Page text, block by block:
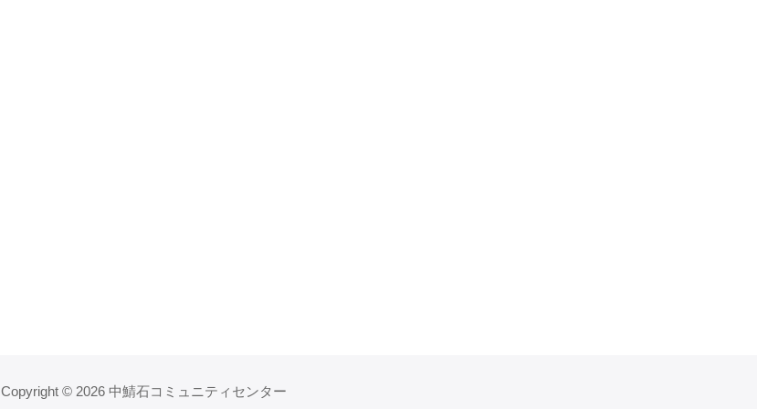
Copyright © 2026 中鯖石コミュニティセンター